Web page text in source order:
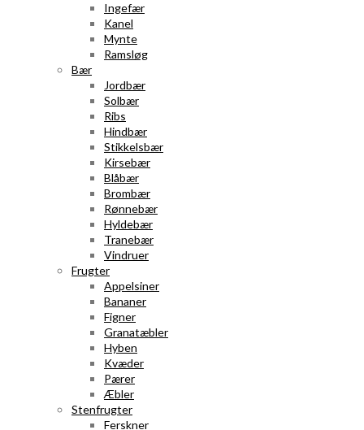
Ingefær
Kanel
Mynte
Ramsløg
Bær
Jordbær
Solbær
Ribs
Hindbær
Stikkelsbær
Kirsebær
Blåbær
Brombær
Rønnebær
Hyldebær
Tranebær
Vindruer
Frugter
Appelsiner
Bananer
Figner
Granatæbler
Hyben
Kvæder
Pærer
Æbler
Stenfrugter
Ferskner